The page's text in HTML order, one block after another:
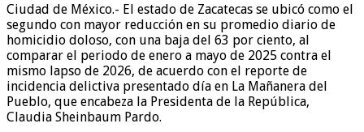
Ciudad de México.- El estado de Zacatecas se ubicó como el
segundo con mayor reducción en su promedio diario de
homicidio doloso, con una baja del 63 por ciento, al
comparar el periodo de enero a mayo de 2025 contra el
mismo lapso de 2026, de acuerdo con el reporte de
incidencia delictiva presentado día en La Mañanera del
Pueblo, que encabeza la Presidenta de la República,
Claudia Sheinbaum Pardo.